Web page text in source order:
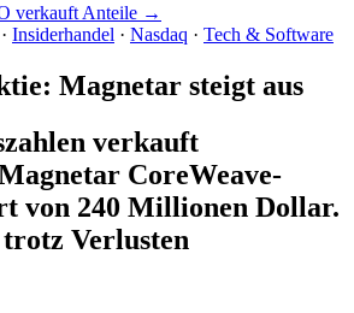
verkauft Anteile →
· Insiderhandel · Nasdaq · Tech & Software
Magnetar steigt aus
verkauft
CoreWeave-
von 240 Millionen Dollar.
Verlusten